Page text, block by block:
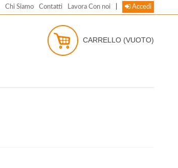
Chi Siamo Contatti Lavora Con noi Accedi
CARRELLO (VUOTO)